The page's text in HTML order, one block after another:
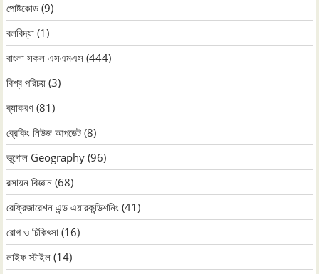
পোষ্টকোড (9)
বলবিদ্যা (1)
বাংলা সকল এসএমএস (444)
বিশ্ব পরিচয় (3)
ব্যাকরণ (81)
ব্রেকিং নিউজ আপডেট (8)
ভূগোল Geography (96)
রসায়ন বিজ্ঞান (68)
রেফ্রিজারেশন এন্ড এয়ারকন্ডিশনিং (41)
রোগ ও চিকিৎসা (16)
লাইফ স্টাইল (14)